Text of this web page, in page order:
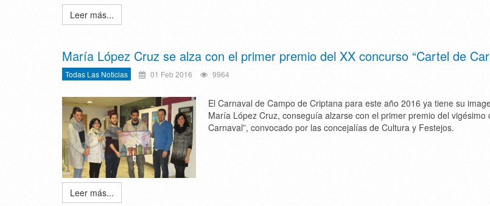
Leer más...
María López Cruz se alza con el primer premio del XX concurso “Cartel de
Todas Las Noticias 01 Feb 2016 9964
El Carnaval de Campo de Criptana para este año 2016 ya tiene su
María López Cruz, conseguía alzarse con el primer premio del vigésimo
Carnaval”, convocado por las concejalías de Cultura y Festejos.
Leer más...